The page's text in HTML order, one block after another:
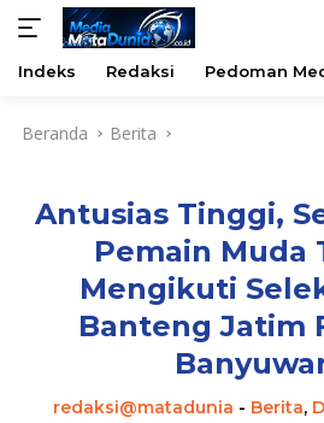
Indeks Redaksi Pedoman
Beranda Berita
Antusias Tinggi,
Pemain Muda
Mengikuti
Banteng Jatim
redaksi@matadunia - Berita,